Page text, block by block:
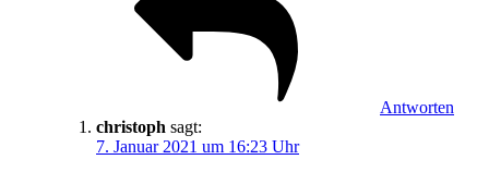
Antworten
christoph sagt:
7. Januar 2021 um 16:23 Uhr